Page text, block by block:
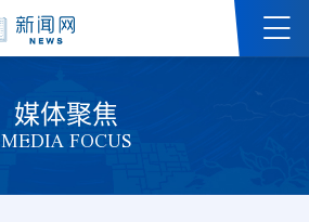
媒体聚焦
MEDIA FOCUS